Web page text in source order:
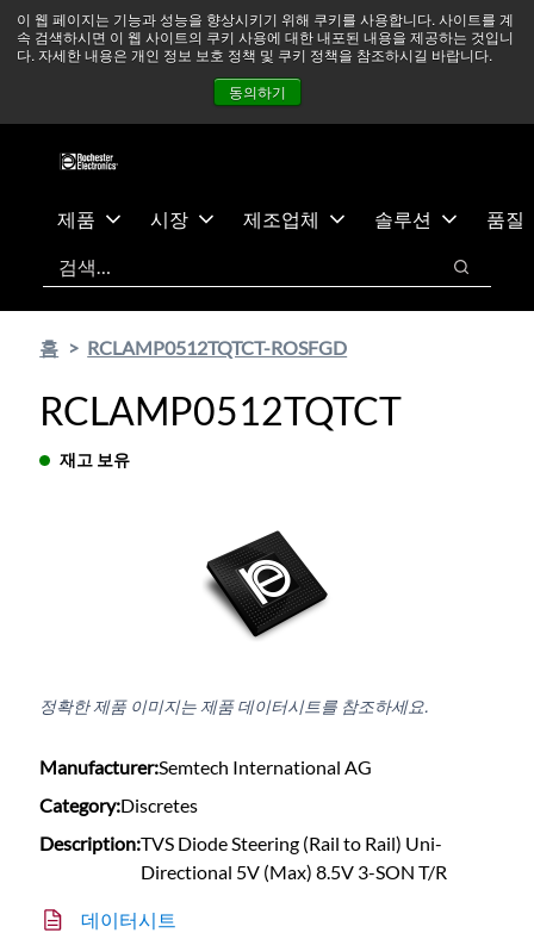
이 웹 페이지는 기능과 성능을 향상시키기 위해 쿠키를 사용합니다. 사이트를 계
속 검색하시면 이 웹 사이트의 쿠키 사용에 대한 내포된 내용을 제공하는 것입니
다. 자세한 내용은 개인 정보 보호 정책 및 쿠키 정책을 참조하시길 바랍니다.
동의하기
츠
건
중동 지역 상황을 지속적으로 주시하고 있으며, 모든 서비스는
정상적으로 운영되고 있습니다. 더 읽어보기 →
뉴스
문의하기
제품 시장 제조업체 솔루션
품질
검색
검색
홈 RCLAMP0512TQTCT-ROSFGD
RCLAMP0512TQTCT
재고 보유
정확한 제품 이미지는 제품 데이터시트를 참조하세요.
Manufacturer:Semtech International AG
Category:Discretes
Description:TVS Diode Steering (Rail to Rail) Uni-
Directional 5V (Max) 8.5V 3-SON T/R
데이터시트